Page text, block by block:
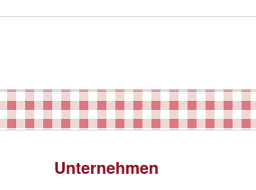
Unternehmen